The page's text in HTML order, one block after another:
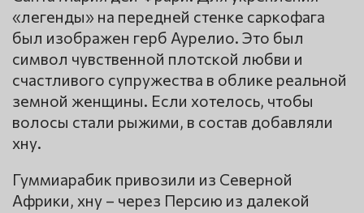
«легенды» на передней стенке саркофага
был изображен герб Аурелио. Это был
символ чувственной плотской любви и
счастливого супружества в облике реальной
земной женщины. Если хотелось, чтобы
волосы стали рыжими, в состав добавляли
хну.
Гуммиарабик привозили из Северной
Африки, хну – через Персию из далекой